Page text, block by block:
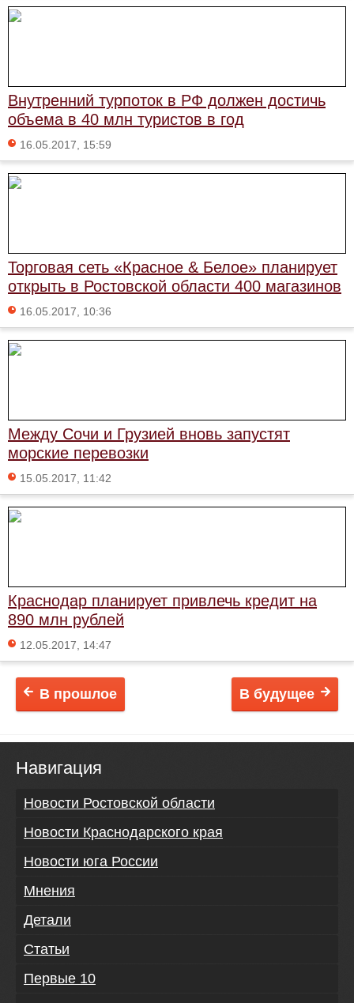
Внутренний турпоток в РФ должен достичь
объема в 40 млн туристов в год
16.05.2017, 15:59
Торговая сеть «Красное & Белое» планирует
открыть в Ростовской области 400 магазинов
16.05.2017, 10:36
Между Сочи и Грузией вновь запустят
морские перевозки
15.05.2017, 11:42
Краснодар планирует привлечь кредит на
890 млн рублей
12.05.2017, 14:47
В будущее
В прошлое
Навигация
Новости Ростовской области
Новости Краснодарского края
Новости юга России
Мнения
Детали
Статьи
Первые 10